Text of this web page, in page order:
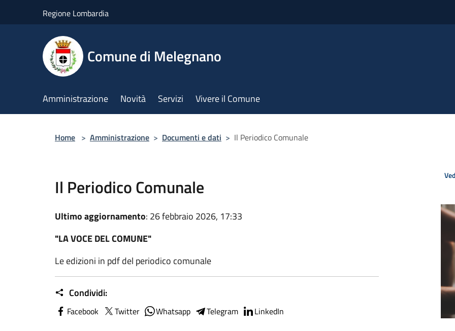
Regione Lombardia
Comune di Melegnano
Amministrazione Novità Servizi Vivere il Comune
Home > Amministrazione > Documenti e dati > Il Periodico Comunale
Il Periodico Comunale
Ultimo aggiornamento: 26 febbraio 2026, 17:33
"LA VOCE DEL COMUNE"
Le edizioni in pdf del periodico comunale
Condividi:
Facebook Twitter Whatsapp Telegram LinkedIn